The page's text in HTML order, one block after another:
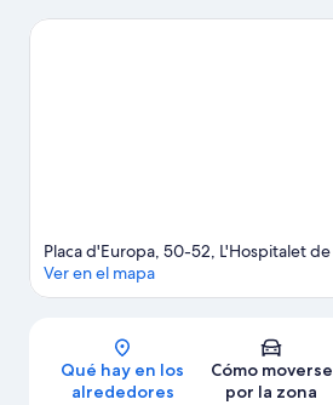
Barceloneta. Si quieres aprovechar para
Mapa
Placa d'Europa, 50-52, L'Hospitalet
Ver en el mapa
Qué hay en los
alrededores
Cómo moverse
por la zona